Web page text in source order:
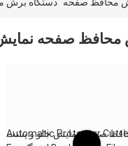
محافظ صفحه دستگاه برش
محافظ صفحه